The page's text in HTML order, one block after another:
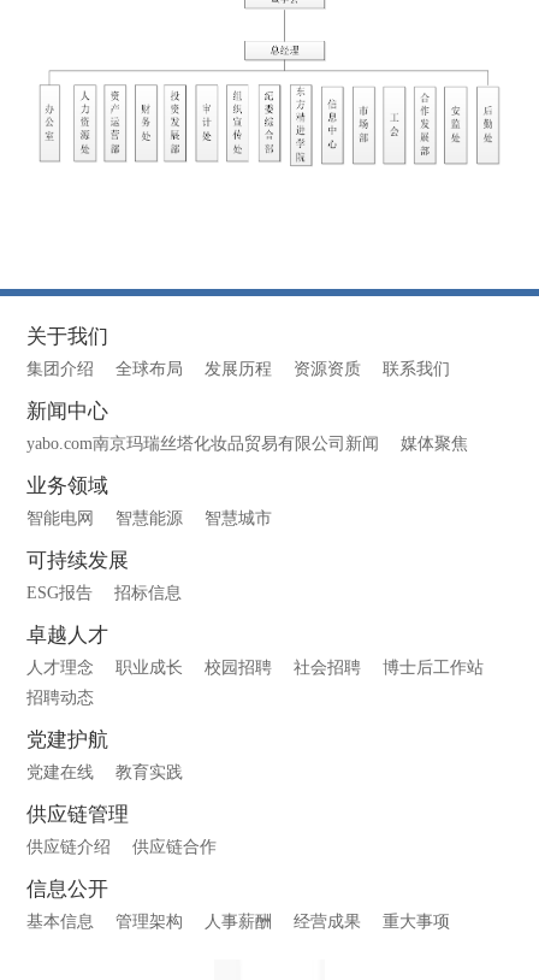
关于我们
集团介绍 全球布局 发展历程 资源资质 联系我们
新闻中心
yabo.com南京玛瑞丝塔化妆品贸易有限公司新闻 媒体聚焦
业务领域
智能电网 智慧能源 智慧城市
可持续发展
ESG报告 招标信息
卓越人才
人才理念 职业成长 校园招聘 社会招聘
博士后工作站
招聘动态
党建护航
党建在线 教育实践
供应链管理
供应链介绍 供应链合作
信息公开
基本信息 管理架构 人事薪酬 经营成果 重大事项